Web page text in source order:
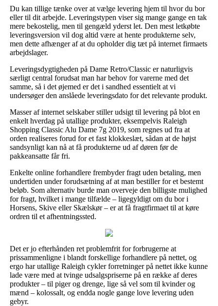
Du kan tillige tænke over at vælge levering hjem til hvor du bor
eller til dit arbejde. Leveringstypen viser sig mange gange en tak
mere bekostelig, men til gengæld yderst let. Den mest letkøbte
leveringsversion vil dog altid være at hente produkterne selv,
men dette afhænger af at du opholder dig tæt på internet firmaets
arbejdslager.
Leveringsdygtigheden på Dame Retro/Classic er naturligvis
særligt central forudsat man har behov for varerne med det
samme, så i det øjemed er det i sandhed essentielt at vi
undersøger den anslåede leveringsdato for det relevante produkt.
Masser af internet selskaber stiller udsigt til levering på blot en
enkelt hverdag på utallige produkter, eksempelvis Raleigh
Shopping Classic Alu Dame 7g 2019, som regnes ud fra at
orden realiseres forud for et fast klokkeslæt, sådan at de højst
sandsynligt kan nå at få produkterne ud af døren før de
pakkeansatte får fri.
Enkelte online forhandlere frembyder fragt uden betaling, men
undertiden under forudsætning af at man bestiller for et bestemt
beløb. Som alternativ burde man overveje den billigste mulighed
for fragt, hvilket i mange tilfælde – ligegyldigt om du bor i
Horsens, Skive eller Skælskør – er at få fragtfirmaet til at køre
ordren til et afhentningssted.
Det er jo efterhånden ret problemfrit for forbrugerne at
prissammenligne i blandt forskellige forhandlere på nettet, og
ergo har utallige Raleigh cykler forretninger på nettet ikke kunne
lade være med at tvinge udsalgspriserne på en række af deres
produkter – til piger og drenge, lige så vel som til kvinder og
mænd – kolossalt, og endda nogle gange love levering uden
gebyr.